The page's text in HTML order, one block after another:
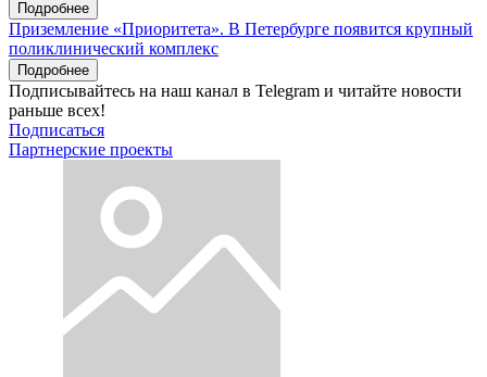
Подробнее
Приземление «Приоритета». В Петербурге появится крупный
поликлинический комплекс
Подробнее
Подписывайтесь на наш канал в Telegram и читайте новости
раньше всех!
Подписаться
Партнерские проекты